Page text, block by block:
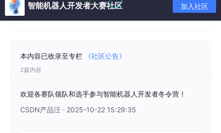
智能机器人开发者大赛社区 加入社区
本内容已收录至专栏 《社区公告》
2篇内容
欢迎各赛队领队和选手参与智能机器人开发者冬令营！
CSDN产品汪 · 2025-10-22 15:29:35